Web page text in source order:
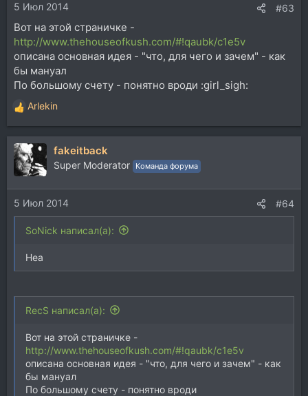
5 Июл 2014 #63
Вот на этой страничке -
http://www.thehouseofkush.com/#!qaubk/c1e5v
описана основная идея - "что, для чего и зачем" - как
бы мануал
По большому счету - понятно вроди :girl_sigh:
Р
е
а
к
ц
и
и
:
Arlekin
fakeitback
Super Moderator Команда форума
5 Июл 2014 #64
SoNick написал(а):
Неа
RecS написал(а):
Вот на этой страничке -
http://www.thehouseofkush.com/#!qaubk/c1e5v
описана основная идея - "что, для чего и зачем" - как
бы мануал
По большому счету - понятно вроди